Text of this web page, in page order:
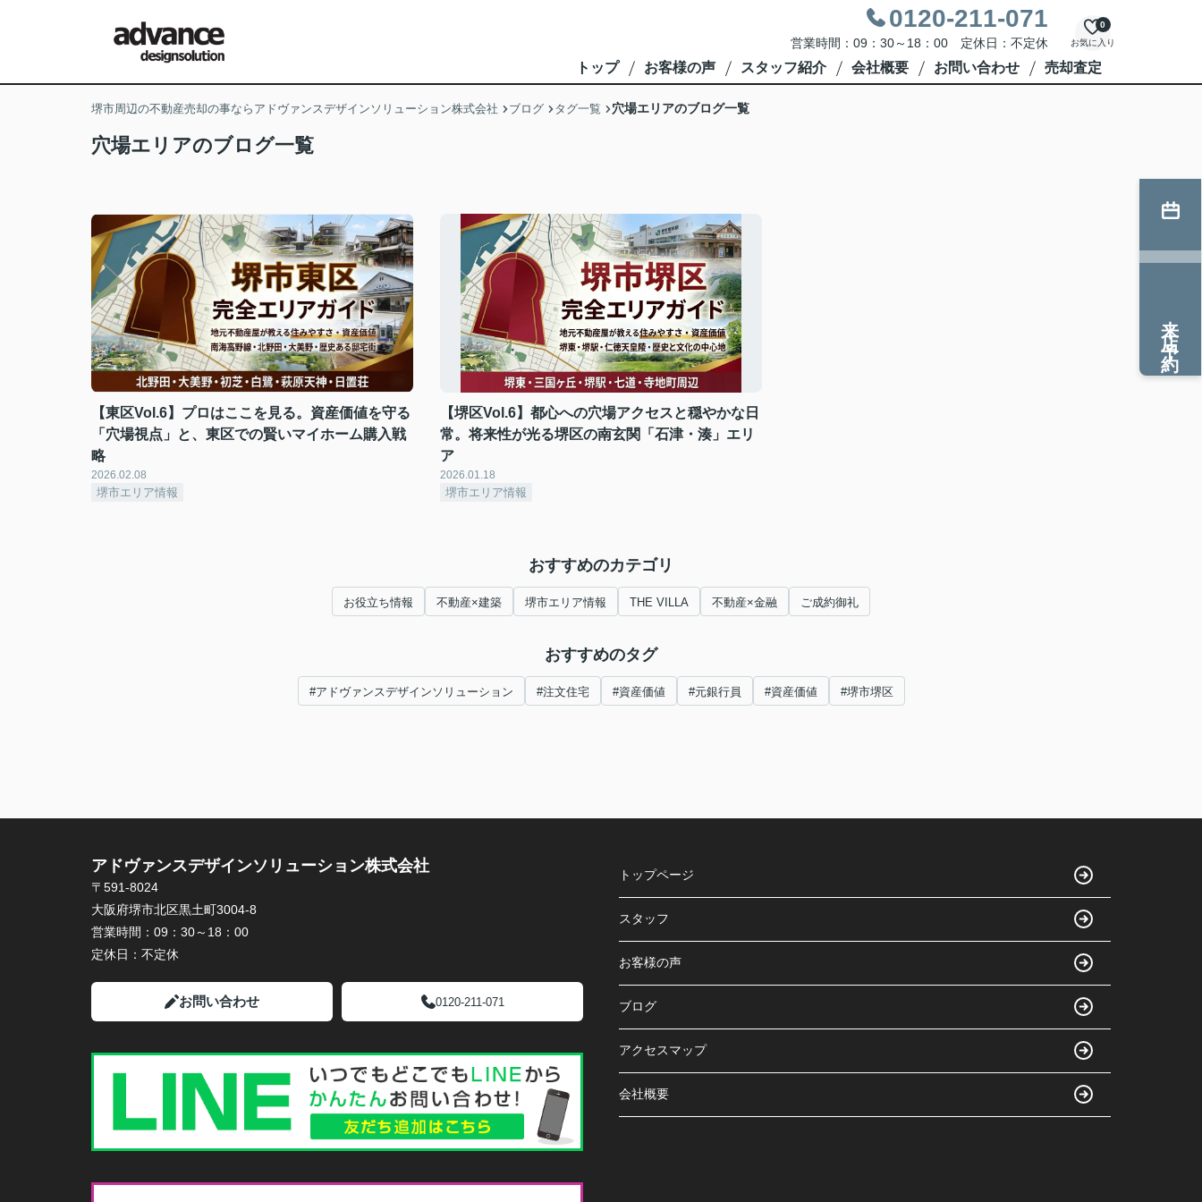
0120-211-071
営業時間：09：30～18：00 定休日：不定休 お気に入り
0
トップ お客様の声 スタッフ紹介 会社概要 お問い合わせ 売却査定
堺市周辺の不動産売却の事ならアドヴァンスデザインソリューション株式会社 ブログ タグ一覧 穴場エリアのブログ一覧
穴場エリアのブログ一覧
【東区Vol.6】プロはここを見る。資産価値を守る
「穴場視点」と、東区での賢いマイホーム購入戦
略
2026.02.08
堺市エリア情報
【堺区Vol.6】都心への穴場アクセスと穏やかな日
常。将来性が光る堺区の南玄関「石津・湊」エリ
ア
2026.01.18
堺市エリア情報
おすすめのカテゴリ
お役立ち情報 不動産×建築 堺市エリア情報 THE VILLA 不動産×金融 ご成約御礼
おすすめのタグ
#アドヴァンスデザインソリューション #注文住宅 #資産価値 #元銀行員 #資産価値 #堺市堺区
来店予約
アドヴァンスデザインソリューション株式会社
〒591-8024
大阪府堺市北区黒土町3004-8
営業時間： 09：30～18：00
定休日： 不定休
お問い合わせ 0120-211-071
トップページ
スタッフ
お客様の声
ブログ
アクセスマップ
会社概要